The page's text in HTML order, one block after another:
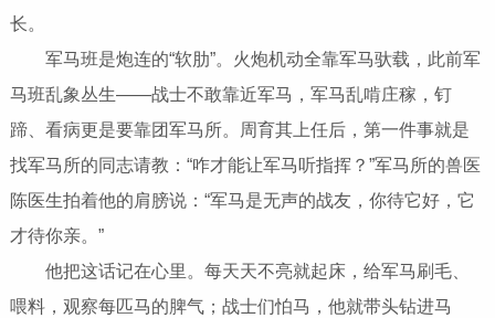
长。
军马班是炮连的“软肋”。火炮机动全靠军马驮载，此前军
马班乱象丛生——战士不敢靠近军马，军马乱啃庄稼，钉
蹄、看病更是要靠团军马所。周育其上任后，第一件事就是
找军马所的同志请教：“咋才能让军马听指挥？”军马所的兽医
陈医生拍着他的肩膀说：“军马是无声的战友，你待它好，它
才待你亲。”
他把这话记在心里。每天天不亮就起床，给军马刷毛、
喂料，观察每匹马的脾气；战士们怕马，他就带头钻进马